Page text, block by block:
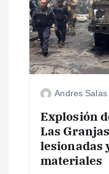
ó
n
d
Andres Salas
Explosión
Las
lesionadas
materiales